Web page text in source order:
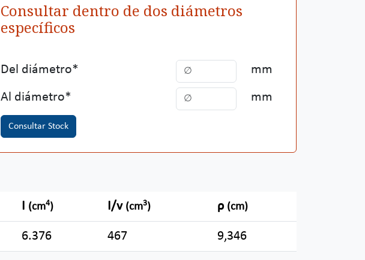
Consultar dentro de dos diámetros
específicos
Del diámetro
mm
Al diámetro
mm
Consultar Stock
I (cm4) I/v (cm3) ρ (cm)
6.376 467 9,346